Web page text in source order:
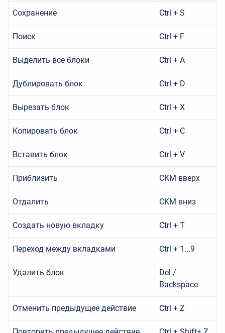
Сохранение Ctrl + S
Поиск Ctrl + F
Выделить все блоки Ctrl + A
Дублировать блок Ctrl + D
Вырезать блок Ctrl + X
Копировать блок Ctrl + C
Вставить блок Ctrl + V
Приблизить CKM вверх
Отдалить CKM вниз
Создать новую вкладку Ctrl + T
Переход между вкладками Ctrl + 1...9
Удалить блок
Del /
Backspace
Отменить предыдущее действие Ctrl + Z